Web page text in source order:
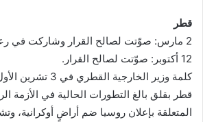
قطر
2 مارس: صوّتت لصالح القرار وشاركت في رعايته.
12 أكتوبر: صوّتت لصالح القرار.
كلمة وزير الخارجية
قطر بقلق بالغ التطورات الحالية في الأزمة
المتعلقة بإعلان روسيا ضم أراضٍ أوكرانية،